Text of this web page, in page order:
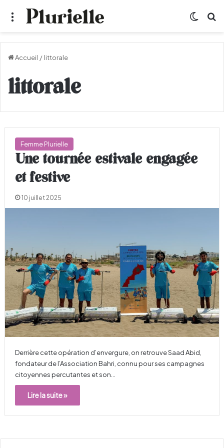
Menu
Accueil / littorale
littorale
Femme Plurielle
Une tournée estivale engagée
et festive
10 juillet 2025
Derrière cette opération d’envergure, on retrouve Saad Abid,
fondateur de l’Association Bahri, connu pour ses campagnes
citoyennes percutantes et son…
Lire la suite »